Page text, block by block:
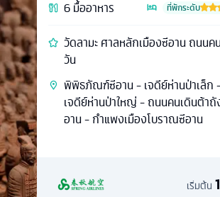
6มื้ออาหาร ที่พักระดับ
วัดลามะ ศาลหลักเมืองซีอาน ถนนค
วัน
พิพิธภัณฑ์ซีอาน - เจดีย์ห่านป่าเล็ก
เจดีย์ห่านป่าใหญ่ - ถนนคนเดินต้าถั
อาน - กำแพงเมืองโบราณซีอาน
เริ่มต้น